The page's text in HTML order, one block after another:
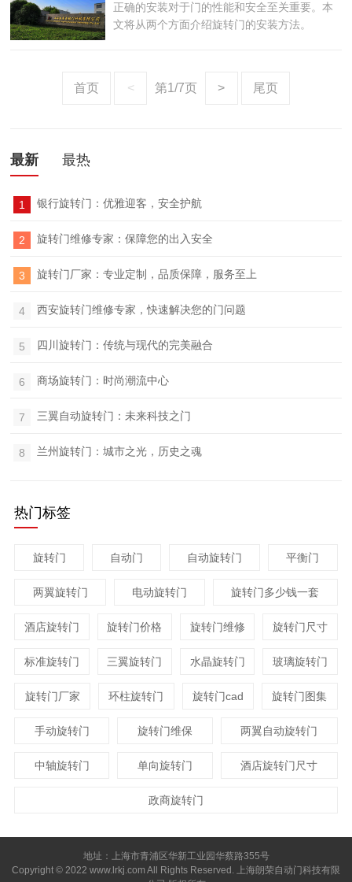
正确的安装对于门的性能和安全至关重要。本
文将从两个方面介绍旋转门的安装方法。
首页 < 第1/7页 > 尾页
最新 最热
1 银行旋转门：优雅迎客，安全护航
2 旋转门维修专家：保障您的出入安全
3 旋转门厂家：专业定制，品质保障，服务至上
4 西安旋转门维修专家，快速解决您的门问题
5 四川旋转门：传统与现代的完美融合
6 商场旋转门：时尚潮流中心
7 三翼自动旋转门：未来科技之门
8 兰州旋转门：城市之光，历史之魂
热门标签
旋转门 自动门 自动旋转门 平衡门
两翼旋转门 电动旋转门 旋转门多少钱一套
酒店旋转门 旋转门价格 旋转门维修 旋转门尺寸
标准旋转门 三翼旋转门 水晶旋转门 玻璃旋转门
旋转门厂家 环柱旋转门 旋转门cad 旋转门图集
手动旋转门 旋转门维保 两翼自动旋转门
中轴旋转门 单向旋转门 酒店旋转门尺寸
政商旋转门
地址：上海市青浦区华新工业园华蔡路355号
Copyright © 2022 www.lrkj.com All Rights Reserved. 上海朗荣自动门科技有限